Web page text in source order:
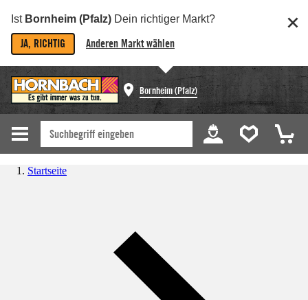
Ist Bornheim (Pfalz) Dein richtiger Markt?
JA, RICHTIG Anderen Markt wählen
Bornheim (Pfalz)
Startseite